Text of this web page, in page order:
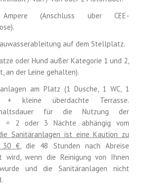
(Anschluss über CEE-
auf dem Stellplatz.
oder Hund außer Kategorie 1 und 2,
an der Leine gehalten).
am Platz (1 Dusche, 1 WC, 1
+ kleine überdachte Terrasse.
für die Nutzung der
= 2 oder 3 Nächte abhängig vom
Sanitäranlagen ist eine Kaution zu
30 €, die 48 Stunden nach Abreise
wird, wenn die Reinigung von Ihnen
und die Sanitäranlagen nicht